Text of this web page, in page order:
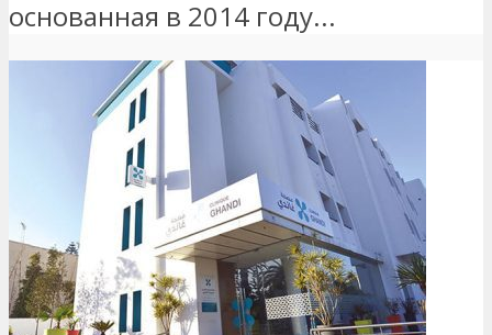
основанная в 2014 году...